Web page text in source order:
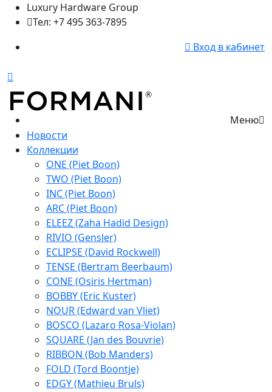
Luxury Hardware Group
Тел: +7 495 363-7895
Вход в кабинет
Меню
Новости
Коллекции
ONE (Piet Boon)
TWO (Piet Boon)
INC (Piet Boon)
ARC (Piet Boon)
ELEEZ (Zaha Hadid Design)
RIVIO (Gensler)
ECLIPSE (David Rockwell)
TENSE (Bertram Beerbaum)
CONE (Osiris Hertman)
BOBBY (Eric Kuster)
NOUR (Edward van Vliet)
BOSCO (Lazaro Rosa-Violan)
SQUARE (Jan des Bouvrie)
RIBBON (Bob Manders)
FOLD (Tord Boontje)
EDGY (Mathieu Bruls)